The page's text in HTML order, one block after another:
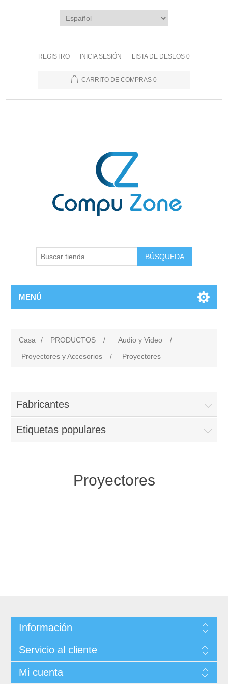
REGISTRO INICIA SESIÓN LISTA DE DESEOS 0
CARRITO DE COMPRAS 0
BÚSQUEDA
MENÚ
Casa / PRODUCTOS / Audio y Video
/
Proyectores y Accesorios
/ Proyectores
Fabricantes
Etiquetas populares
Proyectores
Información
Servicio al cliente
Mi cuenta